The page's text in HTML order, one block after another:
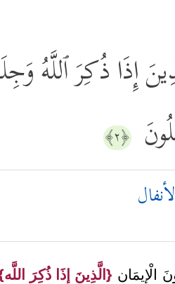
إِذَا ذُكِرَ ٱللَّهُ
﴿٢﴾
الْإِيمَان {الَّذِينَ إذَا ذُكِرَ